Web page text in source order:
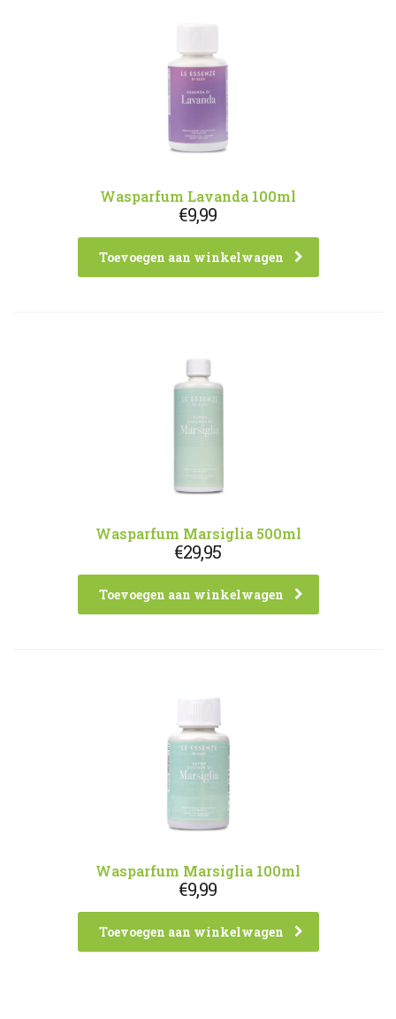
Wasparfum Lavanda 100ml
€9,99
Toevoegen aan winkelwagen
Wasparfum Marsiglia 500ml
€29,95
Toevoegen aan winkelwagen
Wasparfum Marsiglia 100ml
€9,99
Toevoegen aan winkelwagen